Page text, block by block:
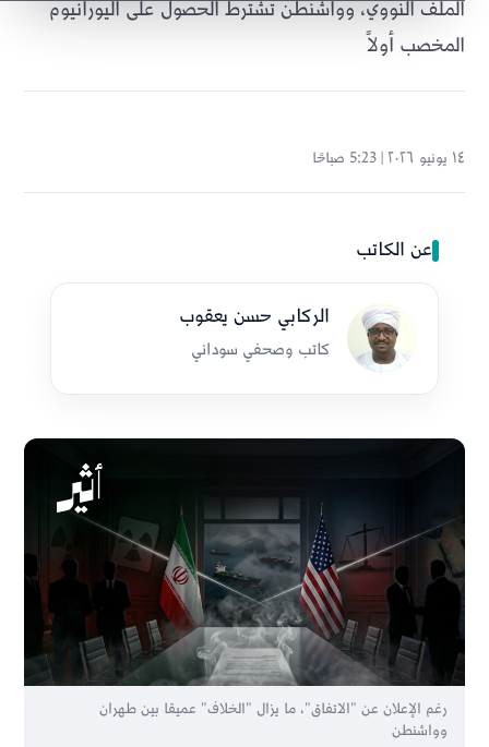
الملف النووي، وواشنطن تشترط الحصول على اليورانيوم
المخصب أولاً
١٤ يونيو ٢٠٢٦ | 5:23 صباحًا
عن الكاتب
الركابي حسن يعقوب
كاتب وصحفي سوداني
رغم الإعلان عن "الاتفاق"، ما يزال "الخلاف" عميقا بين طهران
وواشنطن